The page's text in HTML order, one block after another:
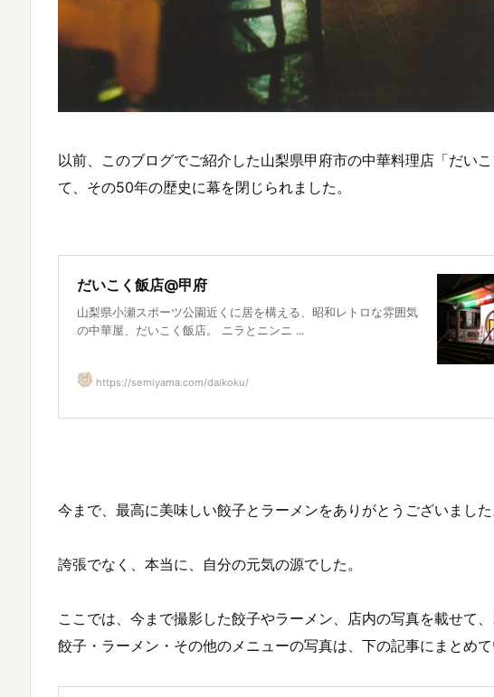
以前、このブログでご紹介した山梨県甲府市の中華料理店「だい
て、その50年の歴史に幕を閉じられました。
だいこく飯店@甲府
山梨県小瀬スポーツ公園近くに居を構える、昭和レトロな雰囲気
の中華屋、だいこく飯店。 ニラとニンニ ...
https://semiyama.com/daikoku/
今まで、最高に美味しい餃子とラーメンをありがとうございました
誇張でなく、本当に、自分の元気の源でした。
ここでは、今まで撮影した餃子やラーメン、店内の写真を載せて
餃子・ラーメン・その他のメニューの写真は、下の記事にまとめて